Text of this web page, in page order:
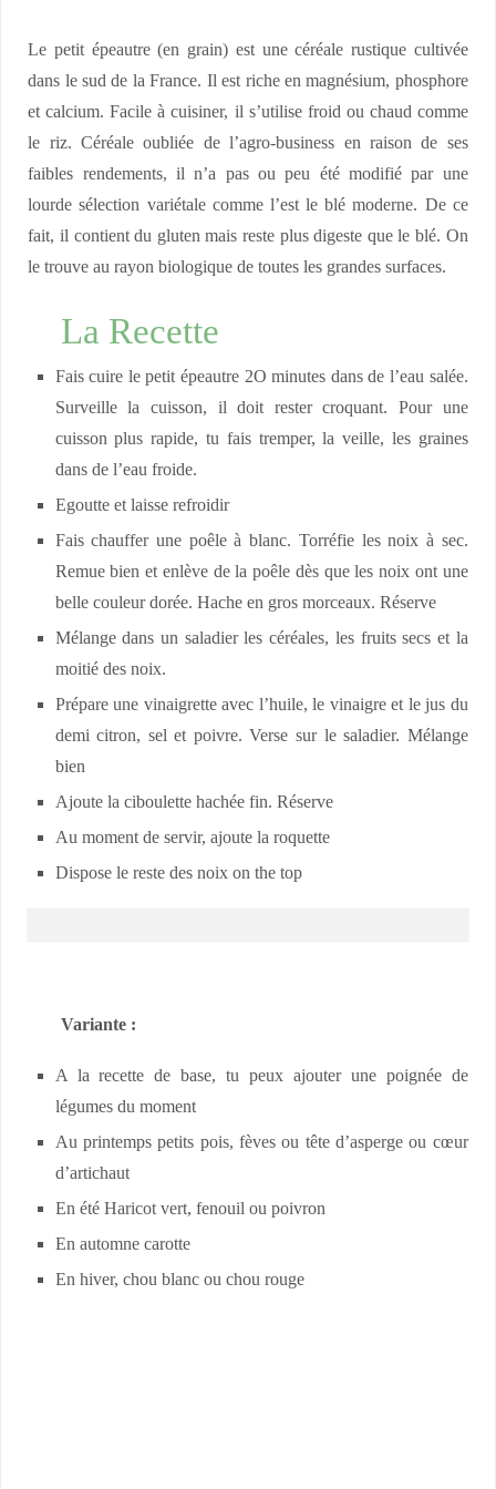
Le petit épeautre (en grain) est une céréale rustique cultivée
dans le sud de la France. Il est riche en magnésium, phosphore
et calcium. Facile à cuisiner, il s’utilise froid ou chaud comme
le riz. Céréale oubliée de l’agro-business en raison de ses
faibles rendements, il n’a pas ou peu été modifié par une
lourde sélection variétale comme l’est le blé moderne. De ce
fait, il contient du gluten mais reste plus digeste que le blé. On
le trouve au rayon biologique de toutes les grandes surfaces.
La Recette
Fais cuire le petit épeautre 2O minutes dans de l’eau salée.
Surveille la cuisson, il doit rester croquant. Pour une
cuisson plus rapide, tu fais tremper, la veille, les graines
dans de l’eau froide.
Egoutte et laisse refroidir
Fais chauffer une poêle à blanc. Torréfie les noix à sec.
Remue bien et enlève de la poêle dès que les noix ont une
belle couleur dorée. Hache en gros morceaux. Réserve
Mélange dans un saladier les céréales, les fruits secs et la
moitié des noix.
Prépare une vinaigrette avec l’huile, le vinaigre et le jus du
demi citron, sel et poivre. Verse sur le saladier. Mélange
bien
Ajoute la ciboulette hachée fin. Réserve
Au moment de servir, ajoute la roquette
Dispose le reste des noix on the top
Variante :
A la recette de base, tu peux ajouter une poignée de
légumes du moment
Au printemps petits pois, fèves ou tête d’asperge ou cœur
d’artichaut
En été Haricot vert, fenouil ou poivron
En automne carotte
En hiver, chou blanc ou chou rouge